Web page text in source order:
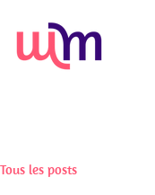
Tous les posts